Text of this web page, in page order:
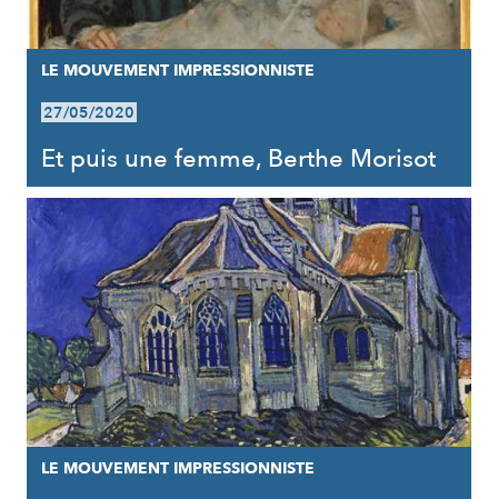
LE MOUVEMENT IMPRESSIONNISTE
27/05/2020
Et puis une femme, Berthe Morisot
LE MOUVEMENT IMPRESSIONNISTE